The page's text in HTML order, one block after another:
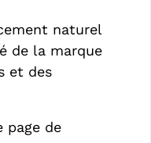
naturel
de la marque
et des
page de